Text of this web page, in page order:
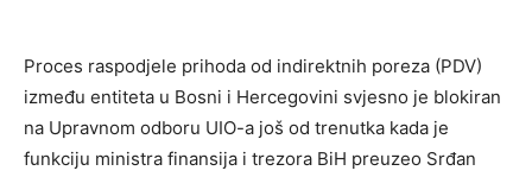
Proces raspodjele prihoda od indirektnih poreza (PDV)
između entiteta u Bosni i Hercegovini svjesno je blokiran
na Upravnom odboru UIO-a još od trenutka kada je
funkciju ministra finansija i trezora BiH preuzeo Srđan